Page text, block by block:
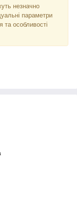
незначно
параметри
та особливості